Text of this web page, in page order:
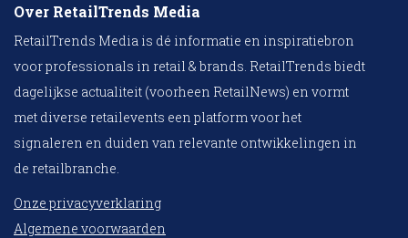
Over RetailTrends Media
RetailTrends Media is dé informatie en inspiratiebron
voor professionals in retail & brands. RetailTrends biedt
dagelijkse actualiteit (voorheen RetailNews) en vormt
met diverse retailevents een platform voor het
signaleren en duiden van relevante ontwikkelingen in
de retailbranche.
Onze privacyverklaring
Algemene voorwaarden